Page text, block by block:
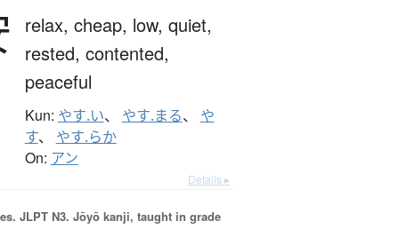
relax, cheap, low, quiet,
rested, contented,
peaceful
Kun: やす.い、 やす.まる、 や
す、 やす.らか
On: アン
Details ▸
JLPT N3. Jōyō kanji, taught in grade